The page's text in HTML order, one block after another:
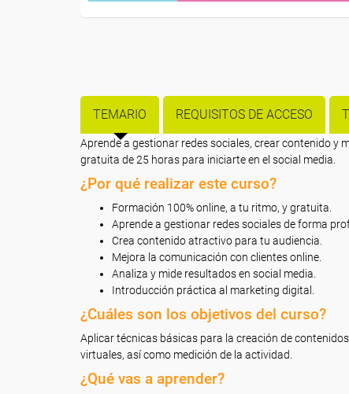
TEMARIO REQUISITOS DE ACCESO
Aprende a gestionar redes sociales, crear contenido
gratuita de 25 horas para iniciarte en el social media.
¿Por qué realizar este curso?
Formación 100% online, a tu ritmo, y gratuita.
Aprende a gestionar redes sociales de forma
Crea contenido atractivo para tu audiencia.
Mejora la comunicación con clientes online.
Analiza y mide resultados en social media.
Introducción práctica al marketing digital.
¿Cuáles son los objetivos del curso?
Aplicar técnicas básicas para la creación de
virtuales, así como medición de la actividad.
¿Qué vas a aprender?